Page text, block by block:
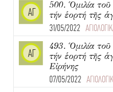
ΑΓ
500. Ὁμιλία
τήν ἑορτή τῆς
31/05/2022
ΑΓ
493. Ὁμιλία
τήν ἑορτή τῆς
Εἰρήνης
07/05/2022